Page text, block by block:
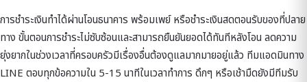
การชำระเงินทำได้ผ่านโอนธนาคาร พร้อมเพย์ หรือชำระเงินสดตอนรับของที่ปลาย
ทาง ขั้นตอนการชำระไม่ซับซ้อนและสามารถยืนยันยอดได้ทันทีหลังโอน ลดความ
ยุ่งยากในช่วงเวลาที่ครอบครัวมีเรื่องอื่นต้องดูแลมากมายอยู่แล้ว ทีมแอดมินทาง
LINE ตอบทุกข้อความใน 5-15 นาทีในเวลาทำการ ดึกๆ หรือเช้ามืดยังมีทีมรับ